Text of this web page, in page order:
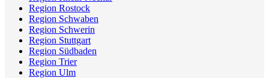
Region Rostock
Region Schwaben
Region Schwerin
Region Stuttgart
Region Südbaden
Region Trier
Region Ulm